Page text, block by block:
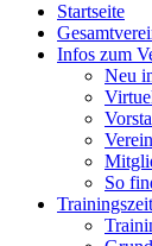
Startseite
Infos zum
Neu
So